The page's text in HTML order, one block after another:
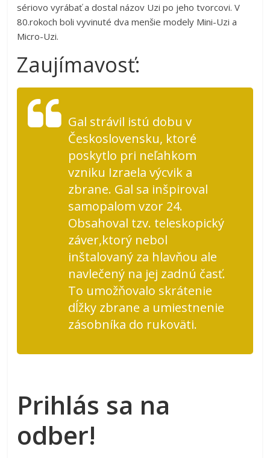
sériovo vyrábať a dostal názov Uzi po jeho tvorcovi. V
80.rokoch boli vyvinuté dva menšie modely Mini-Uzi a
Micro-Uzi.
Zaujímavosť:
Gal strávil istú dobu v
Československu, ktoré
poskytlo pri neľahkom
vzniku Izraela výcvik a
zbrane. Gal sa inšpiroval
samopalom vzor 24.
Obsahoval tzv. teleskopický
záver,ktorý nebol
inštalovaný za hlavňou ale
navlečený na jej zadnú časť.
To umožňovalo skrátenie
dĺžky zbrane a umiestnenie
zásobníka do rukoväti.
Prihlás sa na
odber!